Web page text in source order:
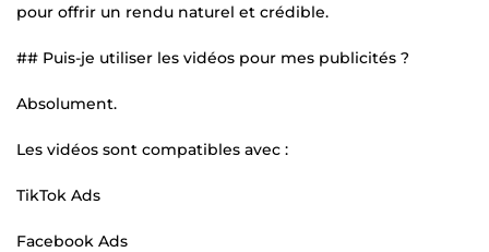
pour offrir un rendu naturel et crédible.
## Puis-je utiliser les vidéos pour mes publicités ?
Absolument.
Les vidéos sont compatibles avec :
TikTok Ads
Facebook Ads